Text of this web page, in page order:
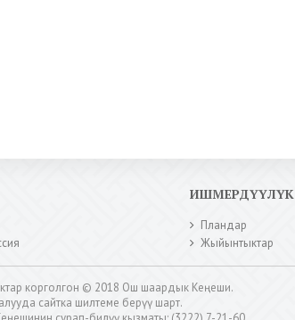
ИШМЕРДҮҮЛҮК
Пландар
Жыйынтыктар
корголгон © 2018 Ош шаардык Кеңеши.
сайтка шилтеме берүү шарт.